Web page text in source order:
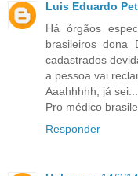
Luis Eduardo
Há órgãos
brasileiros dona
cadastrados
a pessoa vai
Aaahhhhh, já sei...
Pro médico
Responder